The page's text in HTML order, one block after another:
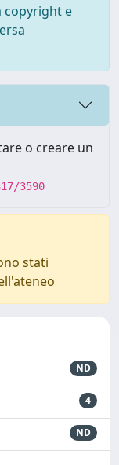
copyright e
o creare un
3590
stati
ND
4
ND